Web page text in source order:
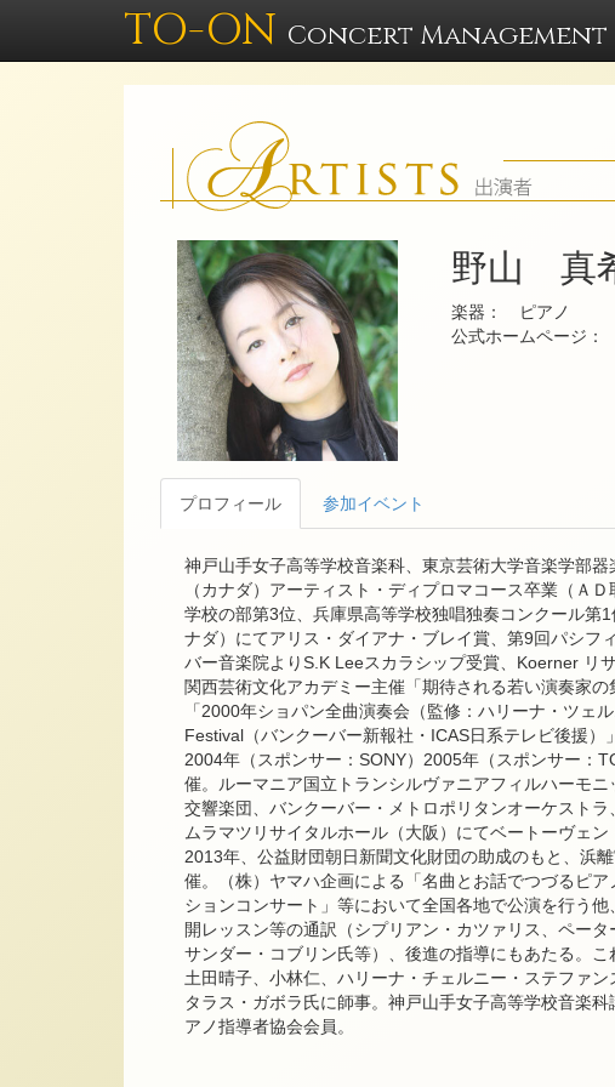
TO-ON Concert Management
野山 真
楽器： ピアノ
公式ホームページ：
プロフィール 参加イベント
神戸山手女子高等学校音楽科、東京芸術大学音楽学部
（カナダ）アーティスト・ディプロマコース卒業（Ａ
学校の部第3位、兵庫県高等学校独唱独奏コンクール第
ナダ）にてアリス・ダイアナ・ブレイ賞、第9回パシフ
バー音楽院よりS.K Leeスカラシップ受賞、Koerner リ
関西芸術文化アカデミー主催「期待される若い演奏家
「2000年ショパン全曲演奏会（監修：ハリーナ・ツェ
Festival（バンクーバー新報社・ICAS日系テレビ後援）
2004年（スポンサー：SONY）2005年（スポンサー：
催。ルーマニア国立トランシルヴァニアフィルハーモ
交響楽団、バンクーバー・メトロポリタンオーケスト
ムラマツリサイタルホール（大阪）にてベートーヴェ
2013年、公益財団朝日新聞文化財団の助成のもと、浜
催。（株）ヤマハ企画による「名曲とお話でつづるピ
ションコンサート」等において全国各地で公演を行う
開レッスン等の通訳（シプリアン・カツァリス、ペー
サンダー・コブリン氏等）、後進の指導にもあたる。
土田晴子、小林仁、ハリーナ・チェルニー・ステファ
タラス・ガボラ氏に師事。神戸山手女子高等学校音楽
アノ指導者協会会員。